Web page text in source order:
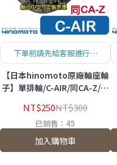
下單前請先給客服進行確
認！
【日本hinomoto原廠輪座輪
子】單排輪/C-AIR/同CA-Z/皇
NT$250NT$300
已銷售：45
加入購物車